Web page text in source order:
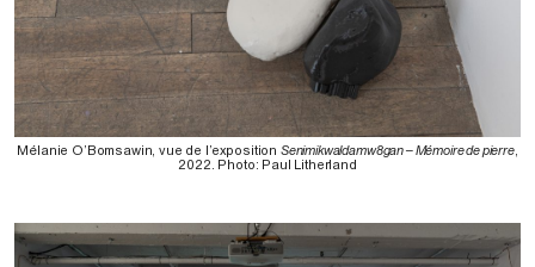
Mélanie O’Bomsawin, vue de l’exposition Senimikwaldamw8gan – Mémoire de pierre,
2022. Photo: Paul Litherland⁠